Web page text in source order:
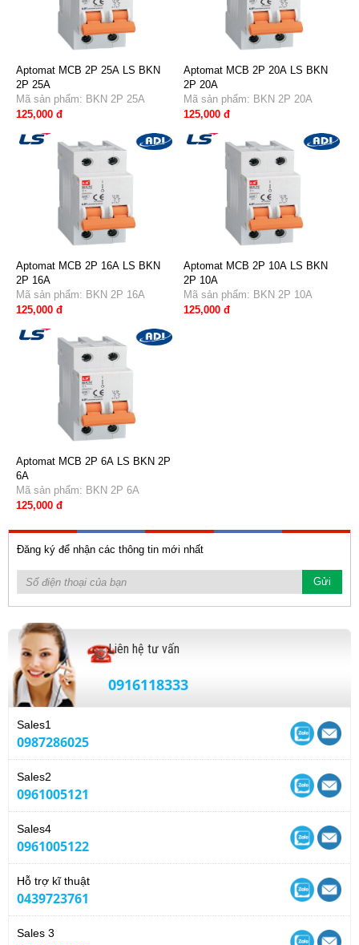
Aptomat MCB 2P 25A LS BKN
2P 25A
Mã sản phẩm: BKN 2P 25A
125,000 đ
Aptomat MCB 2P 20A LS BKN
2P 20A
Mã sản phẩm: BKN 2P 20A
125,000 đ
Aptomat MCB 2P 16A LS BKN
2P 16A
Mã sản phẩm: BKN 2P 16A
125,000 đ
Aptomat MCB 2P 10A LS BKN
2P 10A
Mã sản phẩm: BKN 2P 10A
125,000 đ
Aptomat MCB 2P 6A LS BKN 2P
6A
Mã sản phẩm: BKN 2P 6A
125,000 đ
Đăng ký để nhận các thông tin mới nhất
Liên hệ tư vấn
0916118333
Sales1
0987286025
Sales2
0961005121
Sales4
0961005122
Hỗ trợ kĩ thuật
0439723761
Sales 3